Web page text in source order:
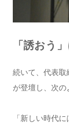
「誘おう
続いて、代表取
が登壇し、次の
「新しい時代